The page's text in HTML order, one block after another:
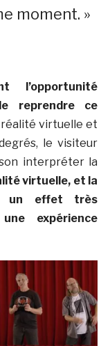
moment. »
l’opportunité
reprendre ce
réalité virtuelle et
le visiteur
interpréter la
virtuelle, et la
un effet très
expérience